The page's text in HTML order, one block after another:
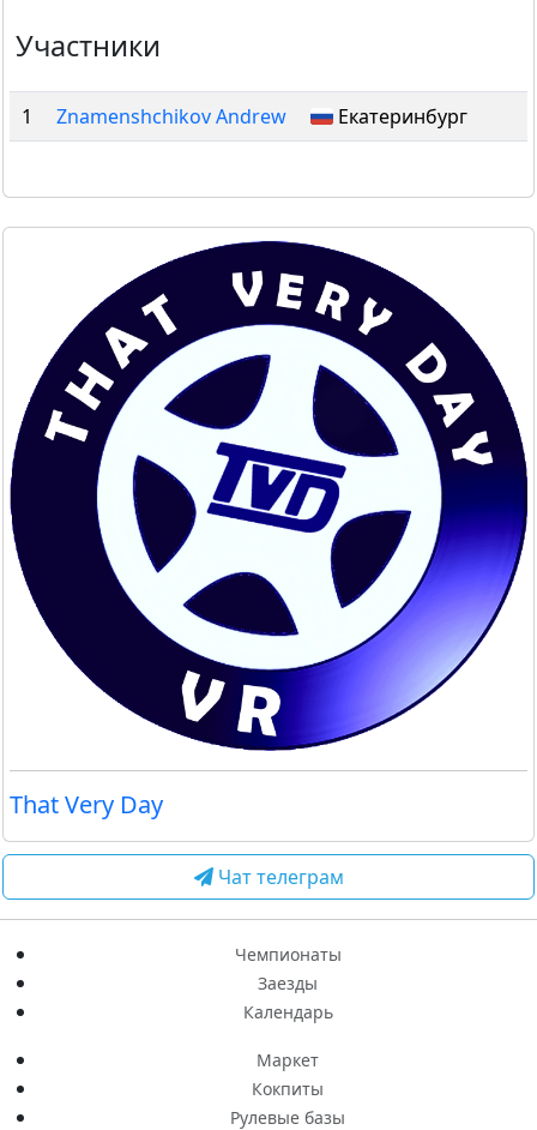
Участники
1 Znamenshchikov Andrew Екатеринбург
That Very Day
Чат телеграм
Чемпионаты
Заезды
Календарь
Маркет
Кокпиты
Рулевые базы